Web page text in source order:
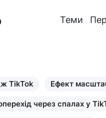
Теми
TikTok Ефект
через спалах у